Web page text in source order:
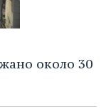
около 30